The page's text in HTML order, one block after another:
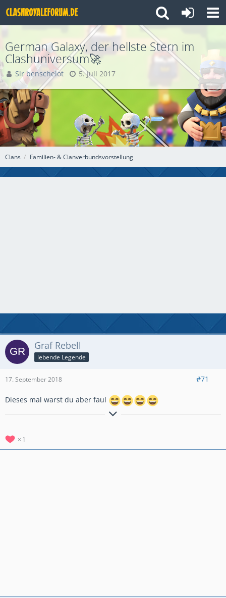
Clans Familien- & Clanverbundsvorstellung
German Galaxy, der hellste Stern im
Clashuniversum🚀
Sir benschelot 5. Juli 2017
Graf Rebell
lebende Legende
17. September 2018 #71
Dieses mal warst du aber faul
"Es kommt nicht darauf an, dem Leben mehr Jahre zu geben,
1